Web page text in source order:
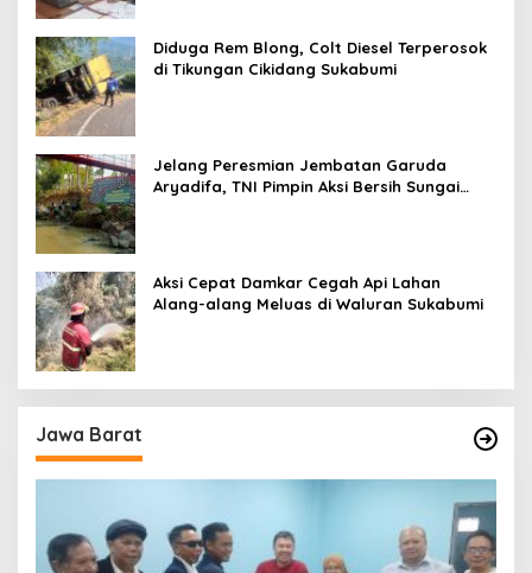
Diduga Rem Blong, Colt Diesel Terperosok
di Tikungan Cikidang Sukabumi
Jelang Peresmian Jembatan Garuda
Aryadifa, TNI Pimpin Aksi Bersih Sungai
Aksi Cepat Damkar Cegah Api Lahan
Alang-alang Meluas di Waluran Sukabumi
Jawa Barat